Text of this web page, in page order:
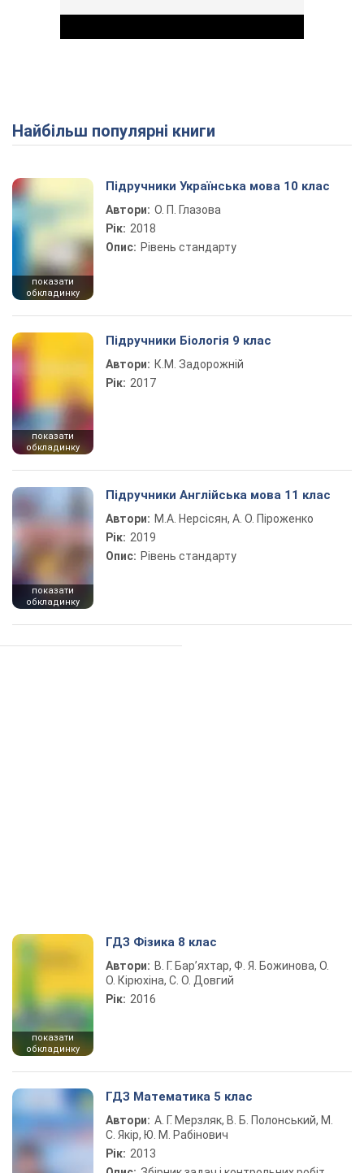
Play Video
Найбільш популярні книги
показати
обкладинку
Підручники Українська мова 10 клас
Автори: О. П. Глазова
Рік: 2018
Опис: Рівень стандарту
показати
обкладинку
Підручники Біологія 9 клас
Автори: К.М. Задорожній
Рік: 2017
показати
обкладинку
Підручники Англійська мова 11 клас
Автори: М.А. Нерсісян, А. О. Піроженко
Рік: 2019
Опис: Рівень стандарту
показати
обкладинку
ГДЗ Фізика 8 клас
Автори: В. Г. Бар’яхтар, Ф. Я. Божинова, О.
О. Кірюхіна, С. О. Довгий
Рік: 2016
ГДЗ Математика 5 клас
Автори: А. Г. Мерзляк, В. Б. Полонський, М.
С. Якір, Ю. М. Рабінович
Рік: 2013